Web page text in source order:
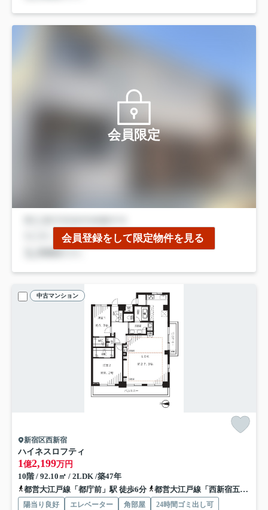
会員限定
会員登録をして限定物件を見る
中古マンション
新宿区西新宿
ハイネスロフティ
1億2,199万円
10階 / 92.10㎡ / 2LDK /築47年
都営大江戸線「都庁前」駅 徒歩6分
都営大江戸線「西新宿五丁目」駅 徒歩8分
陽当り良好 エレベーター 角部屋
24時間ゴミ出し可